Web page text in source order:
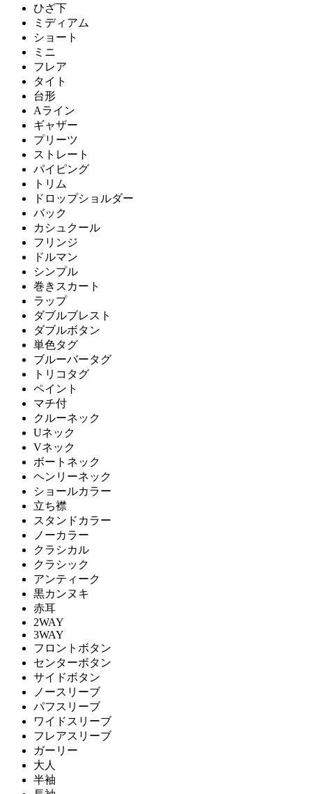
ひざ下
ミディアム
ショート
ミニ
フレア
タイト
台形
Aライン
ギャザー
プリーツ
ストレート
パイピング
トリム
ドロップショルダー
バック
カシュクール
フリンジ
ドルマン
シンプル
巻きスカート
ラップ
ダブルブレスト
ダブルボタン
単色タグ
ブルーバータグ
トリコタグ
ペイント
マチ付
クルーネック
Uネック
Vネック
ボートネック
ヘンリーネック
ショールカラー
立ち襟
スタンドカラー
ノーカラー
クラシカル
クラシック
アンティーク
黒カンヌキ
赤耳
2WAY
3WAY
フロントボタン
センターボタン
サイドボタン
ノースリーブ
パフスリーブ
ワイドスリーブ
フレアスリーブ
ガーリー
大人
半袖